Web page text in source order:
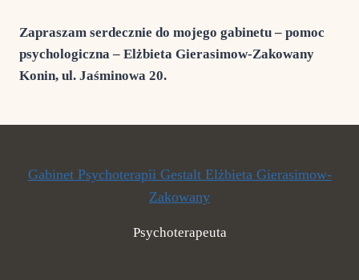
Zapraszam serdecznie do mojego gabinetu – pomoc
psychologiczna – Elżbieta Gierasimow-Zakowany
Konin, ul. Jaśminowa 20.
Gabinet Psychoterapii Gestalt Elżbieta Gierasimow-
Zakowany
Psychoterapeuta